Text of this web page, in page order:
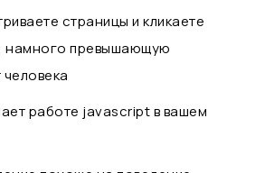
страницы и кликаете
намного превышающую
работе javascript в вашем